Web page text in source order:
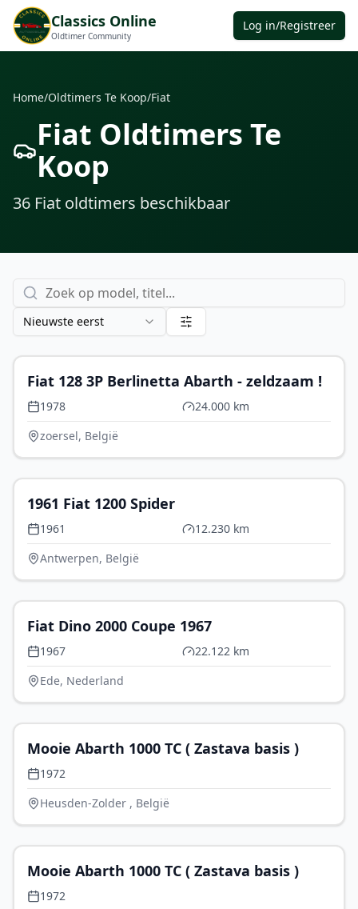
Classics Online
Oldtimer Community
Log in/Registreer
Home/Oldtimers Te Koop/Fiat
Fiat Oldtimers Te
Koop
36 Fiat oldtimers beschikbaar
Nieuwste eerst
Fiat 128 3P Berlinetta Abarth - zeldzaam !
1978
24.000 km
zoersel, België
1961 Fiat 1200 Spider
1961
12.230 km
Antwerpen, België
Fiat Dino 2000 Coupe 1967
1967
22.122 km
Ede, Nederland
Mooie Abarth 1000 TC ( Zastava basis )
1972
Heusden-Zolder , België
Mooie Abarth 1000 TC ( Zastava basis )
1972